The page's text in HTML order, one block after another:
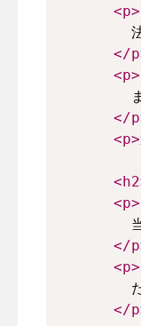
<p>
法
</p
<p>
ま
</p
<p>
<h2
<p>
当
</p
<p>
た
</p